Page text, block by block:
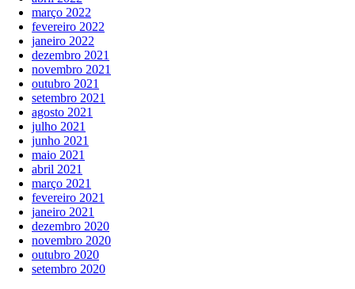
março 2022
fevereiro 2022
janeiro 2022
dezembro 2021
novembro 2021
outubro 2021
setembro 2021
agosto 2021
julho 2021
junho 2021
maio 2021
abril 2021
março 2021
fevereiro 2021
janeiro 2021
dezembro 2020
novembro 2020
outubro 2020
setembro 2020